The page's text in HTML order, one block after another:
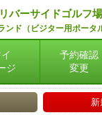
バーサイドゴルフ場
ンド（ビジター用ポータ
ジ
予約確認
変更